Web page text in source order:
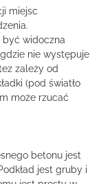
miejsc
być widoczna
nie występuje
zależy od
(pod światło
może rzucać
betonu jest
jest gruby i